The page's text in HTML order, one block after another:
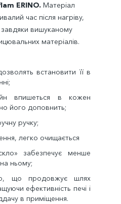
ERINO. Матеріал
час після нагріву,
вишуканому
матеріалів.
встановити її в
впишеться в кожен
його доповнить;
ручку;
легко очищається
забезпечує менше
ньому;
що продовжує шлях
ефективність печі і
в приміщення.